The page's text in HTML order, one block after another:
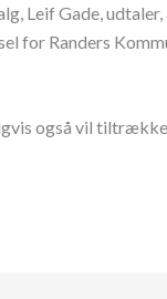
Leif Gade,
for Randers
også vil